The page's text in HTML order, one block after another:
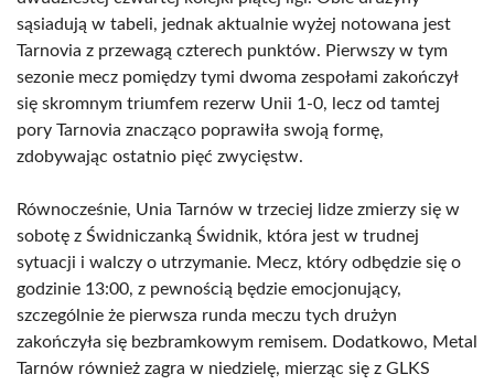
sąsiadują w tabeli, jednak aktualnie wyżej notowana jest
Tarnovia z przewagą czterech punktów. Pierwszy w tym
sezonie mecz pomiędzy tymi dwoma zespołami zakończył
się skromnym triumfem rezerw Unii 1-0, lecz od tamtej
pory Tarnovia znacząco poprawiła swoją formę,
zdobywając ostatnio pięć zwycięstw.
Równocześnie, Unia Tarnów w trzeciej lidze zmierzy się w
sobotę z Świdniczanką Świdnik, która jest w trudnej
sytuacji i walczy o utrzymanie. Mecz, który odbędzie się o
godzinie 13:00, z pewnością będzie emocjonujący,
szczególnie że pierwsza runda meczu tych drużyn
zakończyła się bezbramkowym remisem. Dodatkowo, Metal
Tarnów również zagra w niedzielę, mierząc się z GLKS